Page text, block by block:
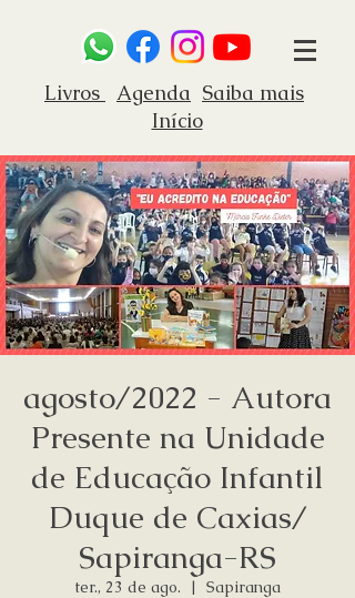
Livros Agenda Saiba mais
Início
agosto/2022 - Autora
Presente na Unidade
de Educação Infantil
Duque de Caxias/
Sapiranga-RS
ter., 23 de ago.
  |
Sapiranga